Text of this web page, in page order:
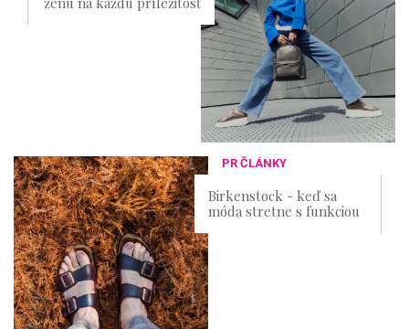
PR ČLÁNKY
Birkenstock - keď sa
móda stretne s funkciou